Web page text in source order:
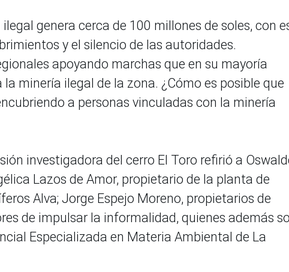
genera cerca de 100 millones de soles, con
y el silencio de las autoridades.
apoyando marchas que en su mayoría
minería ilegal de la zona. ¿Cómo es posible que
a personas vinculadas con la minería
investigadora del cerro El Toro refirió a
Lazos de Amor, propietario de la planta de
Alva; Jorge Espejo Moreno, propietarios de
de impulsar la informalidad, quienes además
Especializada en Materia Ambiental de La